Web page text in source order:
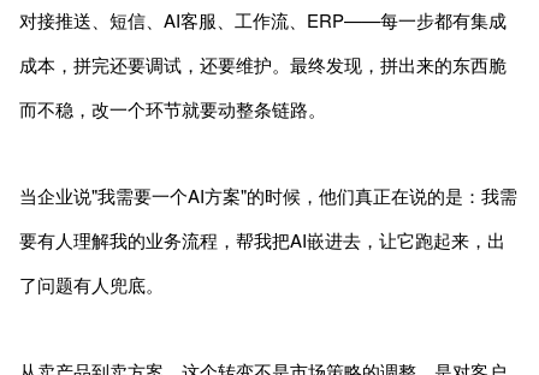
对接推送、短信、AI客服、工作流、ERP——每一步都有集成
成本，拼完还要调试，还要维护。最终发现，拼出来的东西脆
而不稳，改一个环节就要动整条链路。
当企业说"我需要一个AI方案"的时候，他们真正在说的是：我需
要有人理解我的业务流程，帮我把AI嵌进去，让它跑起来，出
了问题有人兜底。